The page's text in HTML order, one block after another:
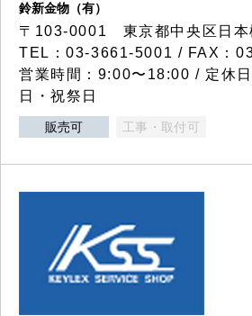
鈴新金物（有）
〒103-0001 東京都中央区日本
TEL：03-3661-5001 / FAX：
営業時間：9:00〜18:00 / 定休
日・祝祭日
販売可 工事・取付可